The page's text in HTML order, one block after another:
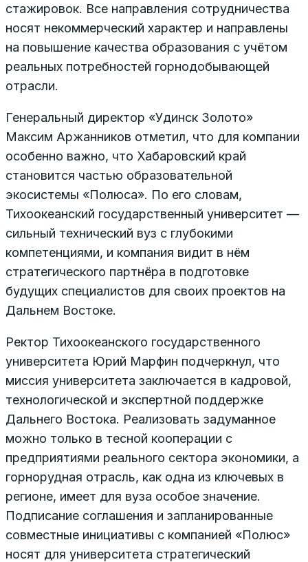
стажировок. Все направления сотрудничества
носят некоммерческий характер и направлены
на повышение качества образования с учётом
реальных потребностей горнодобывающей
отрасли.
Генеральный директор «Удинск Золото»
Максим Аржанников отметил, что для компании
особенно важно, что Хабаровский край
становится частью образовательной
экосистемы «Полюса». По его словам,
Тихоокеанский государственный университет —
сильный технический вуз с глубокими
компетенциями, и компания видит в нём
стратегического партнёра в подготовке
будущих специалистов для своих проектов на
Дальнем Востоке.
Ректор Тихоокеанского государственного
университета Юрий Марфин подчеркнул, что
миссия университета заключается в кадровой,
технологической и экспертной поддержке
Дальнего Востока. Реализовать задуманное
можно только в тесной кооперации с
предприятиями реального сектора экономики, а
горнорудная отрасль, как одна из ключевых в
регионе, имеет для вуза особое значение.
Подписание соглашения и запланированные
совместные инициативы с компанией «Полюс»
носят для университета стратегический